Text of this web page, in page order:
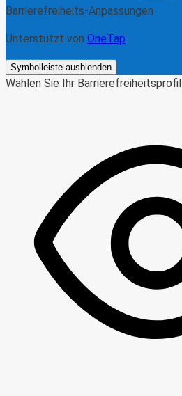
Barrierefreiheits-Anpassungen
Unterstützt von OneTap
Symbolleiste ausblenden
Wählen Sie Ihr Barrierefreiheitsprofil